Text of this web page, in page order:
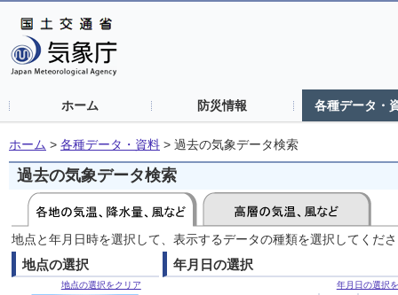
ホーム 防災情報 各種データ・
ホーム > 各種データ・資料 > 過去の気象データ検索
過去の気象データ検索
地点と年月日時を選択して、表示するデータの種類を選択してくだ
地点の選択
地点の選択をクリア
年月日の選択
年月日の選択